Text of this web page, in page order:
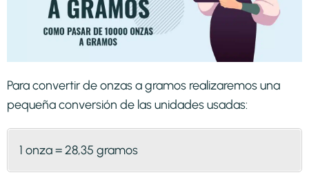
Para convertir de onzas a gramos realizaremos una
pequeña conversión de las unidades usadas:
1 onza = 28,35 gramos